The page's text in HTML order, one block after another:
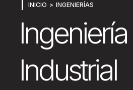
INICIO INGENIERÍAS
Ingeniería
Industrial